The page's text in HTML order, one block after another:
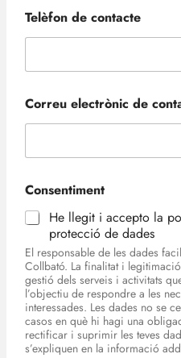
Telèfon de contacte
Correu electrònic de
Consentiment
He llegit i accepto la
protecció de dades
El responsable de les dades
Collbató. La finalitat i
gestió dels serveis i activitats
l’objectiu de respondre a les
interessades. Les dades no se
casos en què hi hagi una
rectificar i suprimir les teves
s’expliquen en la informació